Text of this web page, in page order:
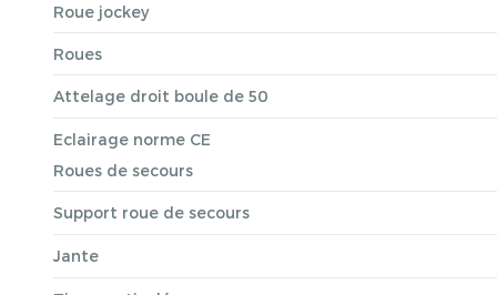
Roue jockey
Roues
Attelage droit boule de 50
Eclairage norme CE
Roues de secours
Support roue de secours
Jante